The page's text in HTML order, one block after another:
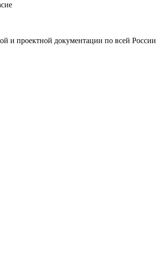
и проектной документации по всей России